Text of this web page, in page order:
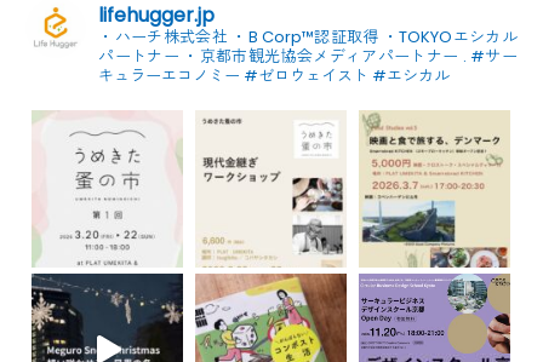
lifehugger.jp
・ハーチ株式会社 ・B Corp™認証取得 ・TOKYOエシカル
パートナー ・京都市観光協会メディアパートナー . #サー
キュラーエコノミー #ゼロウェイスト #エシカル